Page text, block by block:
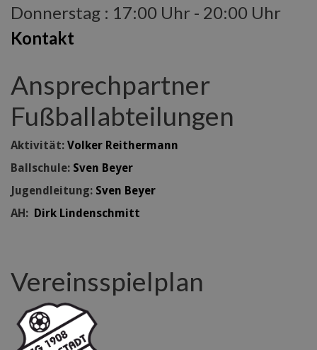
Donnerstag : 17:00 Uhr - 20:00 Uhr
Kontakt
Ansprechpartner
Fußballabteilungen
Aktivität: Volker Reithermann
Ballschule: Sven Beyer
Jugendleitung: Sven Beyer
AH: Dirk Lindenschmitt
Vereinsspielplan